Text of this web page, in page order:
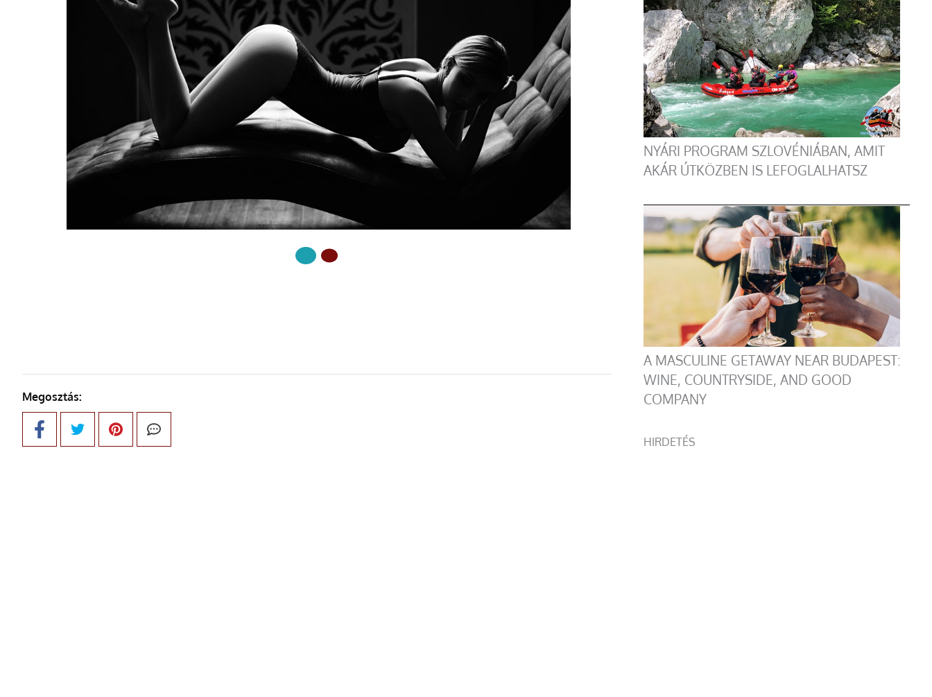
Megosztás:
NYÁRI PROGRAM SZLOVÉNIÁBAN, AMIT
AKÁR ÚTKÖZBEN IS LEFOGLALHATSZ
A MASCULINE GETAWAY NEAR BUDAPEST:
WINE, COUNTRYSIDE, AND GOOD
COMPANY
HIRDETÉS